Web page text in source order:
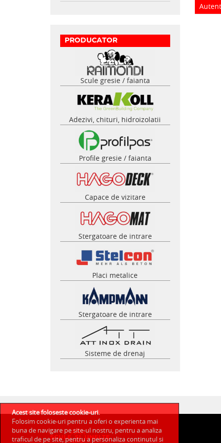
PRODUCATOR
Scule gresie / faianta
Adezivi, chituri, hidroizolatii
Profile gresie / faianta
Capace de vizitare
Stergatoare de intrare
Placi metalice
Stergatoare de intrare
Sisteme de drenaj
Acest site foloseste cookie-uri.
Folosim cookie-uri pentru a oferi o experienta mai
buna de navigare pe site-ul nostru, pentru a analiza
traficul de pe site, pentru a personaliza continutul si